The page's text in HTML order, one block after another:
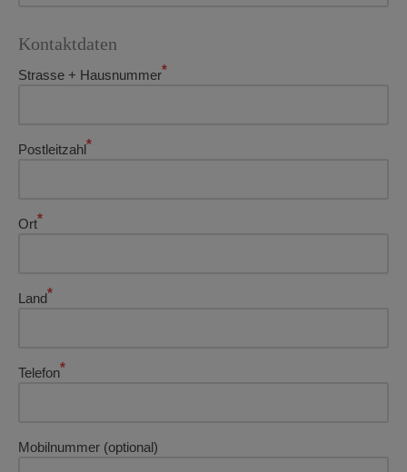
Kontaktdaten
Strasse + Hausnummer*
Postleitzahl*
Ort*
Land*
Telefon*
Mobilnummer (optional)